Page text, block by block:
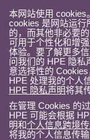
本网站使用 cookies
cookies 是网站运行
的，而其他非必要
可用于个性化和增
体验。要了解更多
问我们的 HPE 隐私
意选择性的
HPE 处理我的个人
HPE 隐私声明将其
在管理 Cookies 的过
HPE 可能会根据
明和个人信息跨境
将我的个人信息传